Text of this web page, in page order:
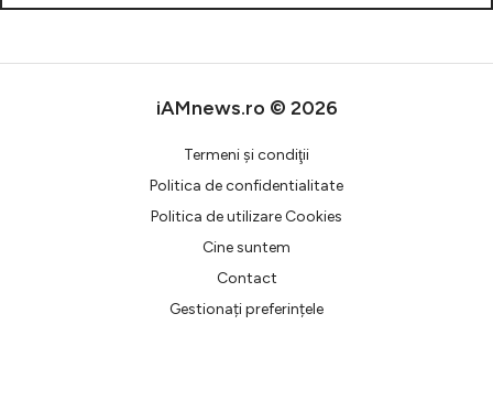
Creează cont
iAMnews.ro © 2026
Termeni şi condiţii
Politica de confidentialitate
Politica de utilizare Cookies
Cine suntem
Contact
Gestionați preferințele